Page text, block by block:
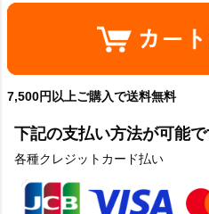
7,500円以上ご購入で送料無料
下記の支払い方法が可能
各種クレジットカード払い